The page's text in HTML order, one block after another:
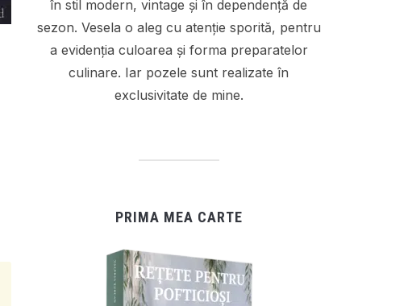
în stil modern, vintage și în dependență de
sezon. Vesela o aleg cu atenție sporită, pentru
a evidenția culoarea și forma preparatelor
culinare. Iar pozele sunt realizate în
exclusivitate de mine.
PRIMA MEA CARTE